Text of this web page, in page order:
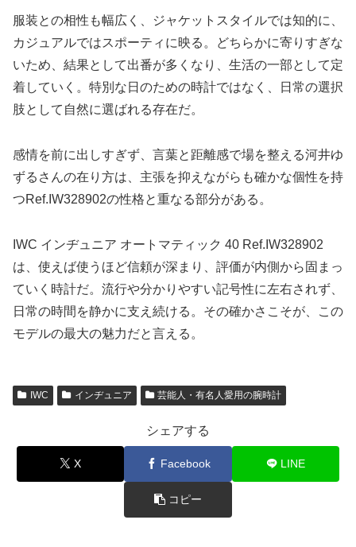
服装との相性も幅広く、ジャケットスタイルでは知的に、
カジュアルではスポーティに映る。どちらかに寄りすぎな
いため、結果として出番が多くなり、生活の一部として定
着していく。特別な日のための時計ではなく、日常の選択
肢として自然に選ばれる存在だ。
感情を前に出しすぎず、言葉と距離感で場を整える河井ゆ
ずるさんの在り方は、主張を抑えながらも確かな個性を持
つRef.IW328902の性格と重なる部分がある。
IWC インヂュニア オートマティック 40 Ref.IW328902
は、使えば使うほど信頼が深まり、評価が内側から固まっ
ていく時計だ。流行や分かりやすい記号性に左右されず、
日常の時間を静かに支え続ける。その確かさこそが、この
モデルの最大の魅力だと言える。
IWC インヂュニア 芸能人・有名人愛用の腕時計
シェアする
X Facebook LINE
コピー